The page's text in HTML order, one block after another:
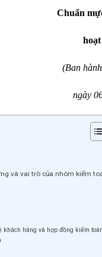
Chuẩn
(Ban
ngày
và vai trò của nhóm kiểm
khách hàng và hợp đồng kiểm toán